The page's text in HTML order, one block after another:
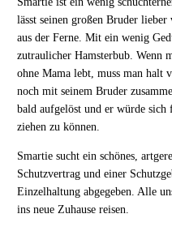
lässt seinen großen Bruder
aus der Ferne. Mit ein wenig
zutraulicher Hamsterbub. Wenn
ohne Mama lebt, muss man halt
noch mit seinem Bruder
bald aufgelöst und er würde
ziehen zu können.
Smartie sucht ein schönes,
Schutzvertrag und einer
Einzelhaltung abgegeben. Alle
ins neue Zuhause reisen.